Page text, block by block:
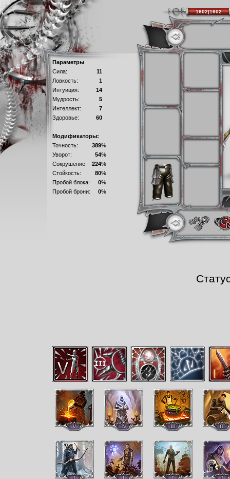
Параметры
Сила:
11
Ловкость:
1
Интуиция:
14
Мудрость:
5
Интеллект:
7
Здоровье:
60
Модификаторы:
Точность:
389%
Уворот:
54%
Сокрушение:
224%
Стойкость:
80%
Пробой блока:
0%
Пробой брони:
0%
1602|1602